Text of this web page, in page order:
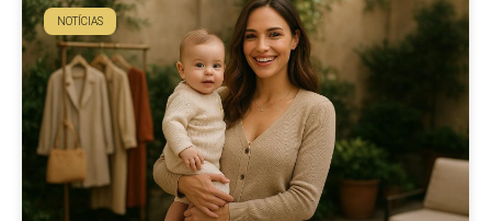
NOTÍCIAS